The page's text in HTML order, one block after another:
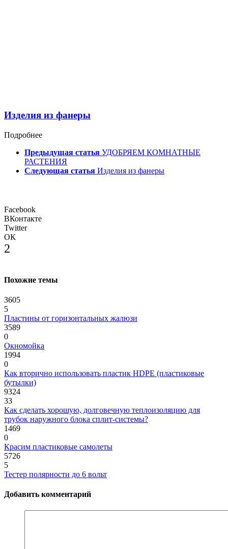
Изделия из фанеры
Подробнее
Предыдущая статья УДОБРЯЕМ КОМНАТНЫЕ
РАСТЕНИЯ
Следующая статья Изделия из фанеры
Facebook
ВКонтакте
Twitter
ОК
2
Похожие темы
3605
5
Пластины от горизонтальных жалюзи
3589
0
Окномойка
1994
0
Как вторично использовать пластик HDPE (пластиковые
бутылки)
9324
33
Как сделать хорошую, долговечную теплоизоляцию для
трубок наружного блока сплит-системы?
1469
0
Красим пластиковые самолеты
5726
5
Тестер полярности до 6 вольт
Добавить комментарий